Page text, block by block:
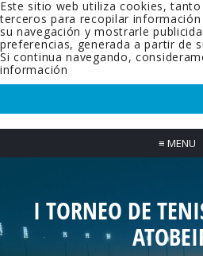
Este sitio web utiliza cookies,
terceros para recopilar
su navegación y mostrarle
preferencias, generada a partir de
Si continua navegando,
información
≡ MENU
I TORNEO DE